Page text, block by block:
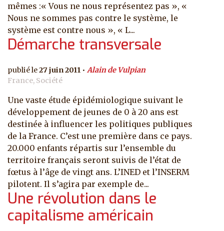
mêmes :« Vous ne nous représentez pas », «
Nous ne sommes pas contre le système, le
système est contre nous », « L...
Démarche transversale
27 juin 2011
Alain de Vulpian
France, Société
Une vaste étude épidémiologique suivant le
développement de jeunes de 0 à 20 ans est
destinée à influencer les politiques publiques
de la France. C’est une première dans ce pays.
20.000 enfants répartis sur l’ensemble du
territoire français seront suivis de l’état de
fœtus à l’âge de vingt ans. L’INED et l’INSERM
pilotent. Il s’agira par exemple de...
Une révolution dans le
capitalisme américain